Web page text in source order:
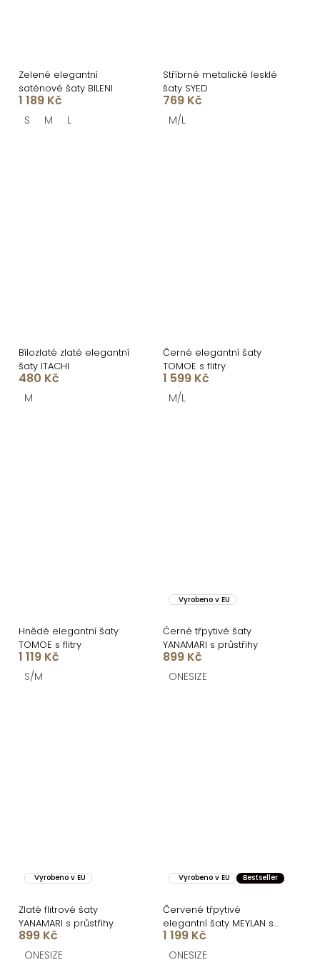
Zelené elegantní
saténové šaty BILENI
1 189 Kč
S M L
Stříbrné metalické lesklé
šaty SYED
769 Kč
M/L
Bílozlaté zlaté elegantní
šaty ITACHI
480 Kč
M
Černé elegantní šaty
TOMOE s flitry
1 599 Kč
M/L
Hnědé elegantní šaty
TOMOE s flitry
1 119 Kč
S/M
Vyrobeno v EU
Černé třpytivé šaty
YANAMARI s průstřihy
899 Kč
ONESIZE
Vyrobeno v EU
Zlaté flitrové šaty
YANAMARI s průstřihy
899 Kč
ONESIZE
Vyrobeno v EU Bestseller
Červené třpytivé
elegantní šaty MEYLAN s
flitry
1 199 Kč
ONESIZE